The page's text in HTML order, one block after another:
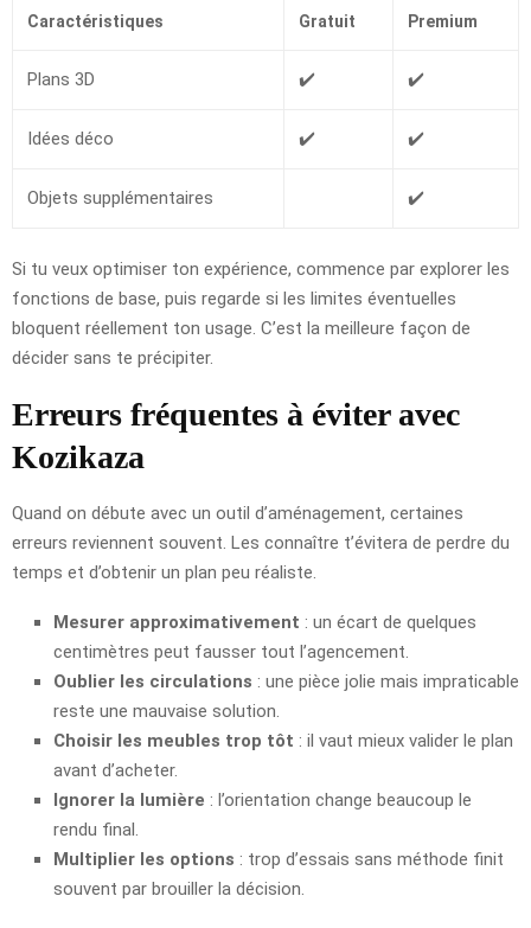
Caractéristiques Gratuit Premium
Plans 3D ✔️ ✔️
Idées déco ✔️ ✔️
Objets supplémentaires ✔️
Si tu veux optimiser ton expérience, commence par explorer les
fonctions de base, puis regarde si les limites éventuelles
bloquent réellement ton usage. C’est la meilleure façon de
décider sans te précipiter.
Erreurs fréquentes à éviter avec
Kozikaza
Quand on débute avec un outil d’aménagement, certaines
erreurs reviennent souvent. Les connaître t’évitera de perdre du
temps et d’obtenir un plan peu réaliste.
Mesurer approximativement : un écart de quelques
centimètres peut fausser tout l’agencement.
Oublier les circulations : une pièce jolie mais impraticable
reste une mauvaise solution.
Choisir les meubles trop tôt : il vaut mieux valider le plan
avant d’acheter.
Ignorer la lumière : l’orientation change beaucoup le
rendu final.
Multiplier les options : trop d’essais sans méthode finit
souvent par brouiller la décision.